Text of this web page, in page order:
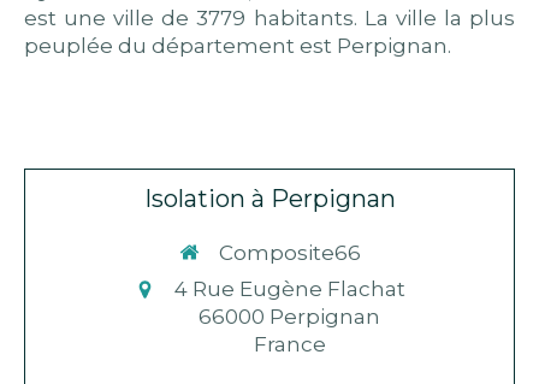
est une ville de 3779 habitants. La ville la plus
peuplée du département est Perpignan.
Isolation à Perpignan
Composite66
4 Rue Eugène Flachat
66000 Perpignan
France